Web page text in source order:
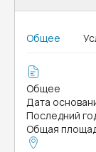
Общее
Общее
Дата
Последний
Общая